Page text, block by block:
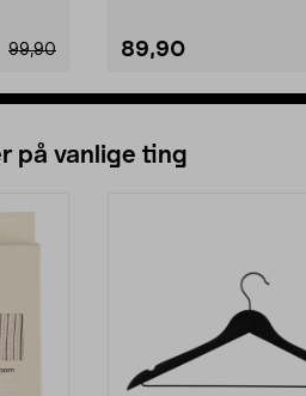
99,90 89,90
på vanlige ting